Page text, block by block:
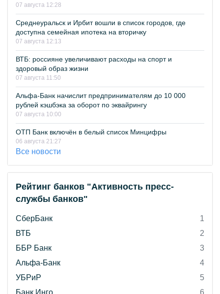
07 августа 12:28
Среднеуральск и Ирбит вошли в список городов, где
доступна семейная ипотека на вторичку
07 августа 12:13
ВТБ: россияне увеличивают расходы на спорт и
здоровый образ жизни
07 августа 11:50
Альфа-Банк начислит предпринимателям до 10 000
рублей кэшбэка за оборот по эквайрингу
07 августа 10:00
ОТП Банк включён в белый список Минцифры
06 августа 21:27
Все новости
Рейтинг банков "Активность пресс-
службы банков"
СберБанк
1
ВТБ
2
ББР Банк
3
Альфа-Банк
4
УБРиР
5
Банк Инго
6